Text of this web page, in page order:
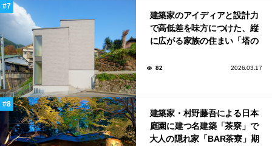
建築家のアイディアと設計力
で高低差を味方につけた、縦
に広がる家族の住まい「塔の
82 2026.03.17
建築家・村野藤吾による日本
庭園に建つ名建築「茶寮」で
大人の隠れ家「BAR茶寮」期